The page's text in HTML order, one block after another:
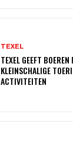
TEXEL
TEXEL GEEFT
KLEINSCHALIGE
ACTIVITEITEN